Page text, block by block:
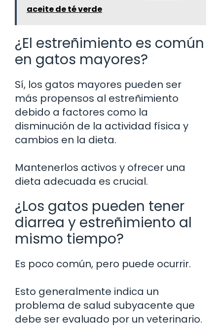
aceite de té verde
¿El estreñimiento es común
en gatos mayores?
Sí, los gatos mayores pueden ser
más propensos al estreñimiento
debido a factores como la
disminución de la actividad física y
cambios en la dieta.
Mantenerlos activos y ofrecer una
dieta adecuada es crucial.
¿Los gatos pueden tener
diarrea y estreñimiento al
mismo tiempo?
Es poco común, pero puede ocurrir.
Esto generalmente indica un
problema de salud subyacente que
debe ser evaluado por un veterinario.